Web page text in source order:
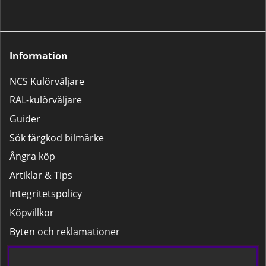
Information
NCS Kulörväljare
RAL-kulörväljare
Guider
Sök färgkod bilmärke
Ångra köp
Artiklar & Tips
Integritetspolicy
Köpvillkor
Byten och reklamationer
Leverans